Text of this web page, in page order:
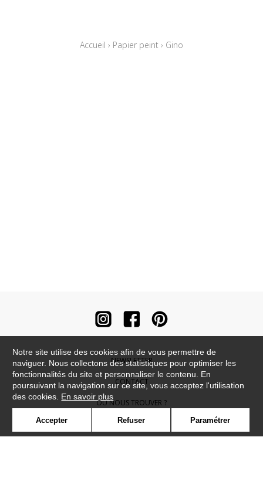
Accueil › Papier peint › Gino
NEWSLETTER
CONTACT
OÙ NOUS TROUVER ?
CONTRACT
Notre site utilise des cookies afin de vous permettre de
naviguer. Nous collectons des statistiques pour optimiser les
fonctionnalités du site et personnaliser le contenu. En
poursuivant la navigation sur ce site, vous acceptez l'utilisation
des cookies. En savoir plus
Accepter Refuser Paramétrer